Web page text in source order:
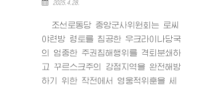
2025.4.28.
조선로동당 중앙군사위원회는 로씨
야련방 령토를 침공한 우크라이나당국
의 엄중한 주권침해행위를 격퇴분쇄하
고 꾸르스크주의 강점지역을 완전해방
하기 위한 작전에서 영웅적위훈을 세